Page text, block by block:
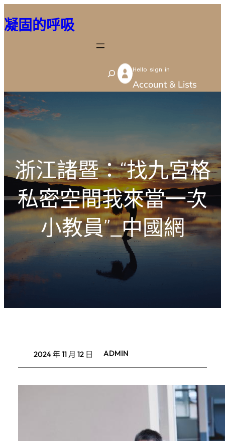
至
容
凝固的呼吸
S
e
Hello sign in
Account & Lists
浙江諸暨：“找九宮格
私密空間我來當一次
小教員”_中國網
2024 年 11 月 12 日 ADMIN